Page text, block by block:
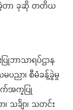
ခဲ့တာ ခုဆို တတိယ
ဘာသာရပ်ဌာန
ပညာ၊ စီမံခန့်ခွဲမှု
က်အကူပြု
သင်္ချာ၊ သတင်း